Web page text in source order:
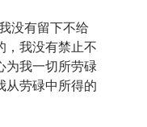
没有留下不给
，我没有禁止不
为我一切所劳碌
从劳碌中所得的